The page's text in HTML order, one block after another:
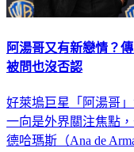
阿湯哥又有新戀情？
被問也沒否認
好萊塢巨星「阿湯哥
一向是外界關注焦點
德哈瑪斯（Ana de